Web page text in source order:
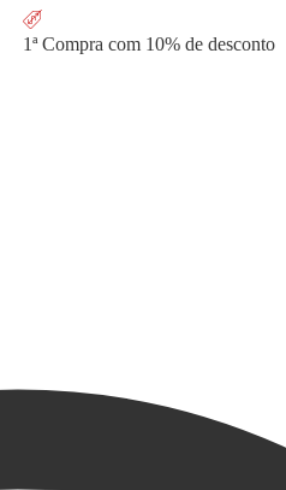
1ª Compra com 10% de desconto